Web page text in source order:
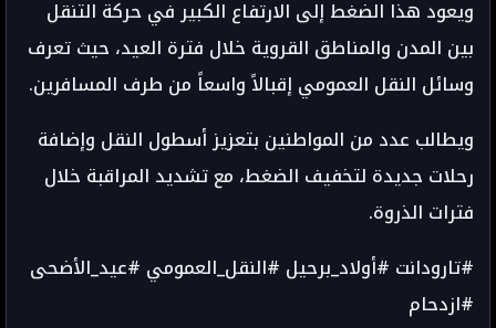
ويعود هذا الضغط إلى الارتفاع الكبير في حركة التنقل
بين المدن والمناطق القروية خلال فترة العيد، حيث تعرف
وسائل النقل العمومي إقبالاً واسعاً من طرف المسافرين.
ويطالب عدد من المواطنين بتعزيز أسطول النقل وإضافة
رحلات جديدة لتخفيف الضغط، مع تشديد المراقبة خلال
فترات الذروة.
#تارودانت #أولاد_برحيل #النقل_العمومي #عيد_الأضحى
#ازدحام